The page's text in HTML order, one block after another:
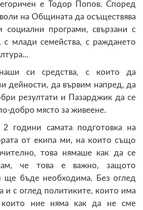
е Тодор Попов. Според
на Общината да осъществява
социални програми, свързани с
с млади семейства, с раждането
си средства, с които да
дейности, да вървим напред, да
резултати и Пазарджик да се
добро място за живеене.
години самата подготовка на
от екипа ми, на които също
това нямаше как да се
че това е важно, защото
ще бъде необходима. Без оглед
и с оглед политиките, които има
ние няма как да не сме